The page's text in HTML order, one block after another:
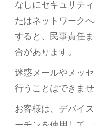
なしにセキュリテ
たはネットワーク
すると、民事責任
合があります。
迷惑メールやメッ
行うことはできませ
お客様は、デバイ